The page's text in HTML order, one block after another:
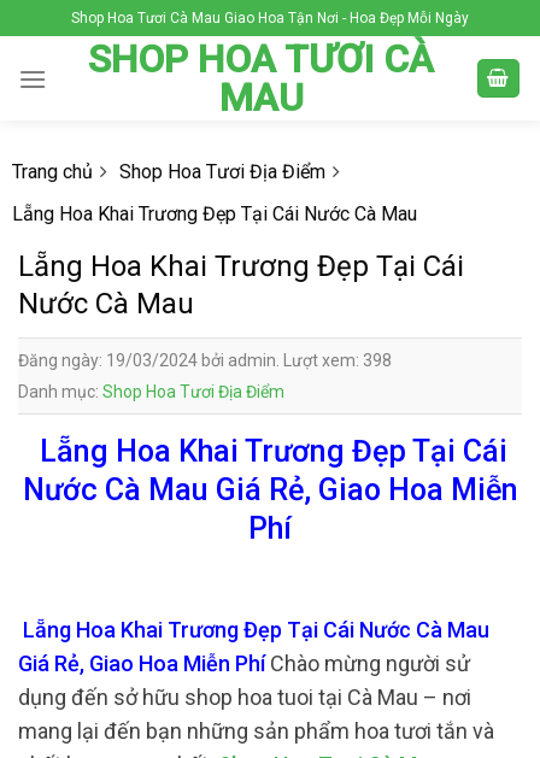
to
content
Shop Hoa Tươi Cà Mau Giao Hoa Tận Nơi - Hoa Đẹp Mỗi Ngày
SHOP HOA TƯƠI CÀ
MAU
Trang chủ
Shop Hoa Tươi Địa Điểm
Lẵng Hoa Khai Trương Đẹp Tại Cái Nước Cà Mau
Lẵng Hoa Khai Trương Đẹp Tại Cái
Nước Cà Mau
Đăng ngày: 19/03/2024 bởi admin. Lượt xem: 398
Danh mục: Shop Hoa Tươi Địa Điểm
Lẵng Hoa Khai Trương Đẹp Tại Cái
Nước Cà Mau Giá Rẻ, Giao Hoa Miễn
Phí
Lẵng Hoa Khai Trương Đẹp Tại Cái Nước Cà Mau
Giá Rẻ, Giao Hoa Miễn PhíChào mừng người sử
dụng đến sở hữu shop hoa tuoi tại Cà Mau – nơi
mang lại đến bạn những sản phẩm hoa tươi tắn và